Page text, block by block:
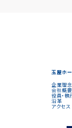
玉屋ホ
企業理念
会社概要
役員・
沿革
アクセス